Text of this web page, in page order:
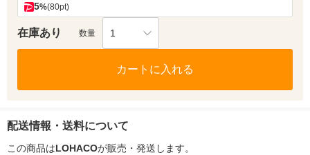
5%(80pt)
在庫あり 数量 1
カートに入れる
配送情報・送料について
この商品はLOHACOが販売・発送します。